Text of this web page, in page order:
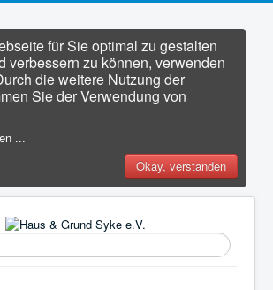
für Sie optimal zu gestalten
verbessern zu können, verwenden
die weitere Nutzung der
Sie der Verwendung von
...
Okay, verstanden